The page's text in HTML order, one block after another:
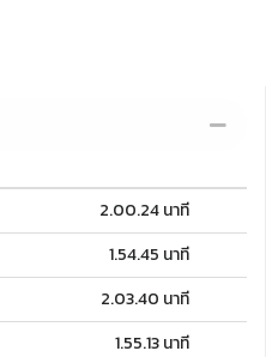
2.00.24 นาที
1.54.45 นาที
2.03.40 นาที
1.55.13 นาที